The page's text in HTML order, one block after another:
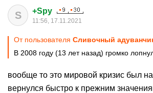
S +Spy
11:56, 17.11.2021
От пользователя Сливочный
В 2008 году (13 лет назад) громко
вообще то это мировой кризис был
вернулся быстро к прежним